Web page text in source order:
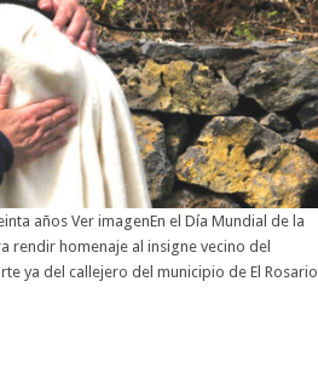
años Ver imagenEn el Día Mundial de la
rendir homenaje al insigne vecino del
ya del callejero del municipio de El